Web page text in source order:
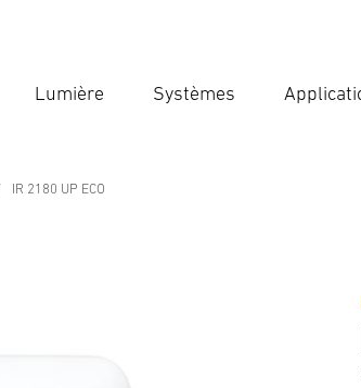
Lumière Systèmes
IR 2180 UP ECO
Consignes de Sécurité